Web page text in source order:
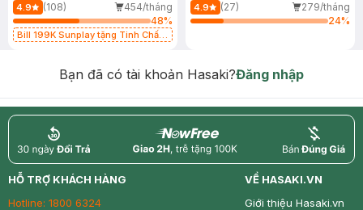
4.9 (108)
454/tháng
48%
Bill 199K Sunplay tặng Tinh Chất
4.9 (27)
279/tháng
24%
Bạn đã có tài khoản Hasaki?Đăng nhập
return nowfree price
HỖ TRỢ KHÁCH HÀNG
Hotline: 1800 6324
VỀ HASAKI.VN
Giới thiệu Hasaki.vn